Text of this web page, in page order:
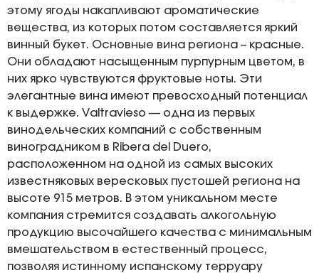
этому ягоды накапливают ароматические
вещества, из которых потом составляется яркий
винный букет. Основные вина региона – красные.
Они обладают насыщенным пурпурным цветом, в
них ярко чувствуются фруктовые ноты. Эти
элегантные вина имеют превосходный потенциал
к выдержке. Valtravieso — одна из первых
винодельческих компаний с собственным
виноградником в Ribera del Duero,
расположенном на одной из самых высоких
известняковых вересковых пустошей региона на
высоте 915 метров. В этом уникальном месте
компания стремится создавать алкогольную
продукцию высочайшего качества с минимальным
вмешательством в естественный процесс,
позволяя истинному испанскому терруару